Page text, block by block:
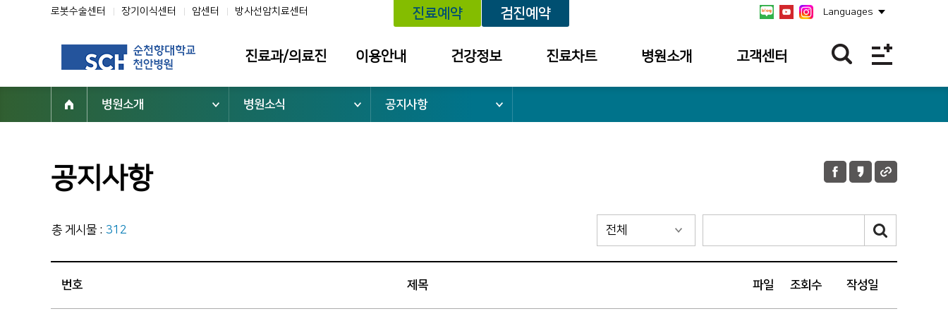
로봇수술센터 장기이식센터 암센터 방사선암치료센터 진료예약 검진예약 Languages
진료과/의료진
진료과
진료지원부서
순천향을 빛낸
이용안내
위치안내
병문안안내
건강정보
건강정보
진료차트
예약내역
병원소개
병원개요
병원장 인사말
고객센터
불편/건의접수
병원소개 병원소식 공지사항
공지사항
총 게시물 : 312
번호 제목 파일 조회수 작성일